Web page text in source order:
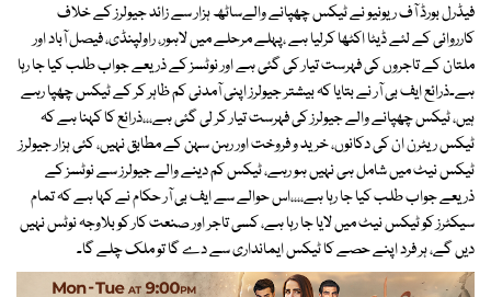
فیڈرل بورڈ آف ریونیو نے ٹیکس چھپانے والےساٹھ ہزار سے زائد جیولرز کے خلاف
کارروائی کے لئے ڈیٹا اکٹھا کرلیا ہے ،پہلے مرحلے میں لاہور، راولپنڈی، فیصل آباد اور
ملتان کے تاجروں کی فہرست تیار کی گئی ہے اور نوٹسز کے ذریعے جواب طلب کیا جا رہا
ہے۔ذرائع ایف بی آر نے بتایا کہ بیشتر جیولرز اپنی آمدنی کم ظاہر کر کے ٹیکس چھپا رہے
ہیں، ٹیکس چھپانے والے جیولرز کی فہرست تیار کر لی گئی ہے،،،ذرائع کا کہنا ہے کہ
ٹیکس ریٹرن ان کی دکانوں، خرید و فروخت اور رہن سہن کے مطابق نہیں، کئی ہزار جیولرز
ٹیکس نیٹ میں شامل ہی نہیں ہو رہے، ٹیکس کم دینے والے جیولرز سے نوٹسز کے
ذریعے جواب طلب کیا جا رہا ہے،،،،اس حوالے سے ایف بی آر حکام نے کہا ہے کہ تمام
سیکٹرز کو ٹیکس نیٹ میں لایا جا رہا ہے، کسی تاجر اور صنعت کار کو بلاوجہ نوٹس نہیں
دیں گے، ہر فرد اپنے حصے کا ٹیکس ایمانداری سے دے گا تو ملک چلے گا۔